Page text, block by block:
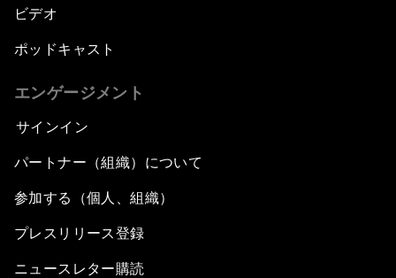
ビデオ
ポッドキャスト
エンゲージメント
サインイン
パートナー（組織）について
参加する（個人、組織）
プレスリリース登録
ニュースレター購読